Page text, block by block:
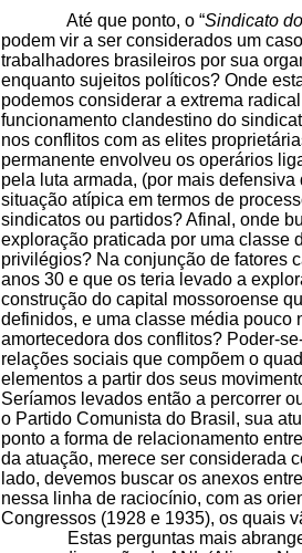
Até que ponto, o “Sindicato
podem vir a ser considerados um
trabalhadores brasileiros por sua
enquanto sujeitos políticos? Onde
podemos considerar a extrema
funcionamento clandestino do
nos conflitos com as elites
permanente envolveu os operários
pela luta armada, (por mais
situação atípica em termos de
sindicatos ou partidos? Afinal, onde
exploração praticada por uma classe
privilégios? Na conjunção de fatores
anos 30 e que os teria levado a
construção do capital mossoroense
definidos, e uma classe média pouco
amortecedora dos conflitos? Poder-
relações sociais que compõem o
elementos a partir dos seus
Seríamos levados então a percorrer
o Partido Comunista do Brasil, sua
ponto a forma de relacionamento
da atuação, merece ser considerada
lado, devemos buscar os anexos
nessa linha de raciocínio, com as
Congressos (1928 e 1935), os quais
Estas perguntas mais